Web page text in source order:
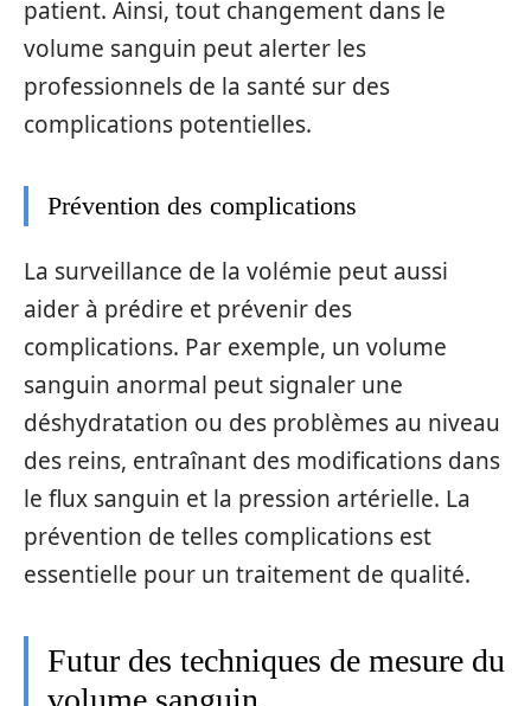
patient. Ainsi, tout changement dans le
volume sanguin peut alerter les
professionnels de la santé sur des
complications potentielles.
Prévention des complications
La surveillance de la volémie peut aussi
aider à prédire et prévenir des
complications. Par exemple, un volume
sanguin anormal peut signaler une
déshydratation ou des problèmes au niveau
des reins, entraînant des modifications dans
le flux sanguin et la pression artérielle. La
prévention de telles complications est
essentielle pour un traitement de qualité.
Futur des techniques de mesure du